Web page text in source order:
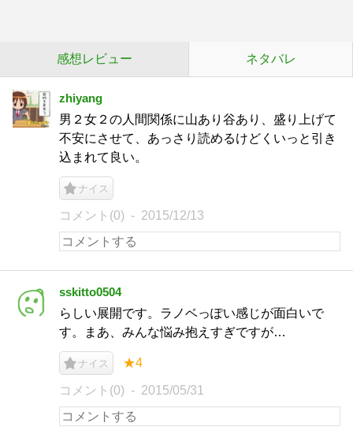
感想レビュー ネタバレ
zhiyang
男２女２の人間関係に山あり谷あり、盛り上げて
不安にさせて、あっさり読めるけどくいっと引き
込まれて良い。
ナイス
コメント(0) 2015/12/13
sskitto0504
らしい展開です。ラノベっぽい感じが面白いで
す。まあ、みんな悩み抱えすぎですが…
ナイス ★4
コメント(0) 2015/05/31